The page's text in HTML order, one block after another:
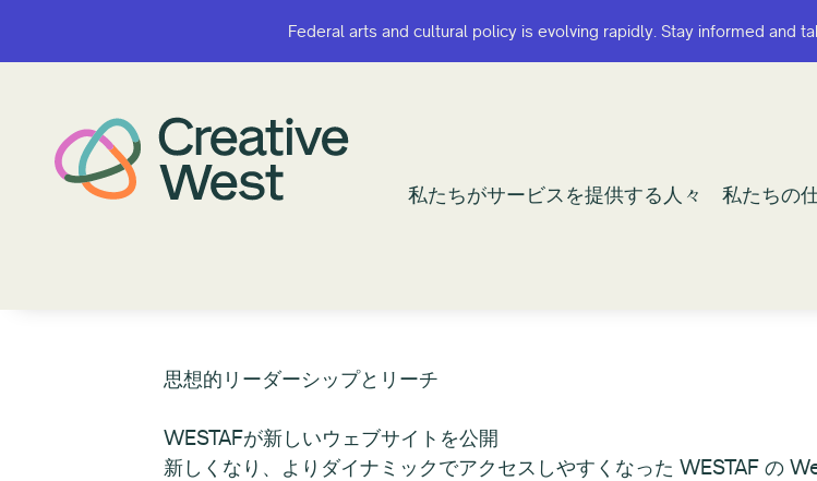
Federal arts and cultural policy is evolving rapidly. Stay informed and
私たちがサービスを提供する人々 私たちの
Federal arts and cultural policy is evolving rapidly. Stay informed and
私たちがサービスを提供する人々 私たちの
思想的リーダーシップとリーチ
WESTAFが新しいウェブサイトを公開
新しくなり、よりダイナミックでアクセスしやすくなった WESTAF の